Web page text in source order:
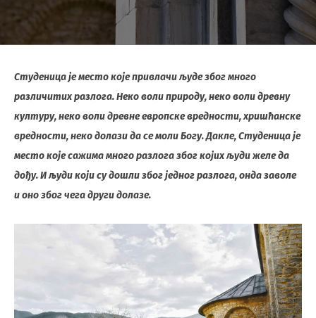
Студеница је место које привлачи људе због много
различитих разлога. Неко воли природу, неко воли древну
културу, неко воли древне европске вредности, хришћанске
вредности, неко долази да се моли Богу. Дакле, Студеница је
место које сажима много разлога због којих људи желе да
дођу. И људи који су дошли због једног разлога, онда заволе
и оно због чега други долазе.